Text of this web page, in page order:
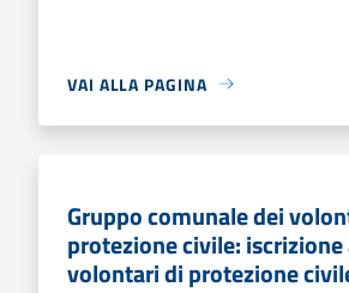
VAI ALLA PAGINA
Gruppo comunale dei
protezione civile:
volontari di protezione